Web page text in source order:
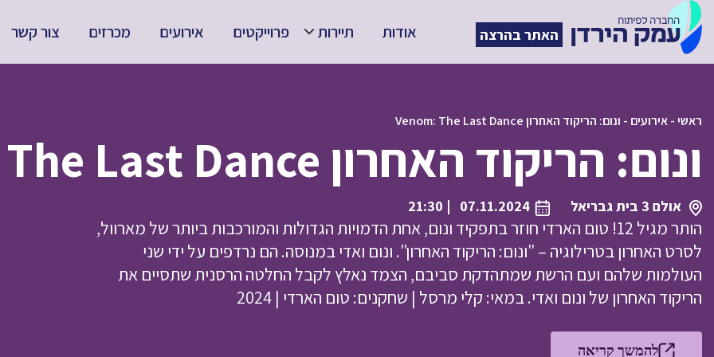
האתר בהרצה אודות תיירות פרוייקטים אירועים מכרזים צור קשר
ראשי-אירועים - ונום: הריקוד האחרון Venom: The Last Dance
ונום: הריקוד האחרון Venom: The Last Dance
אולם 3 בית גבריאל 07.11.2024
| 21:30
הותר מגיל 12! טום הארדי חוזר בתפקיד ונום, אחת הדמויות הגדולות והמורכבות ביותר של מארוול,
לסרט האחרון בטרילוגיה – "ונום: הריקוד האחרון". ונום ואדי במנוסה. הם נרדפים על ידי שני
העולמות שלהם ועם הרשת שמתהדקת סביבם, הצמד נאלץ לקבל החלטה הרסנית שתסיים את
הריקוד האחרון של ונום ואדי. במאי: קלי מרסל | שחקנים: טום הארדי | 2024
להמשך קריאה